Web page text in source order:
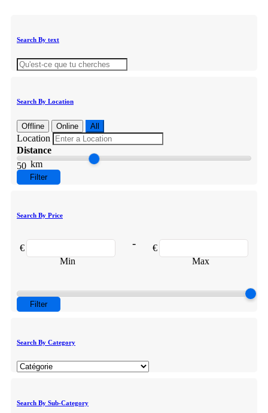
Search By text
Search By Location
Offline Online All
Location
Distance
50 km
Filter
Search By Price
Min
€ -
Max
€
Filter
Search By Category
Search By Sub-Category